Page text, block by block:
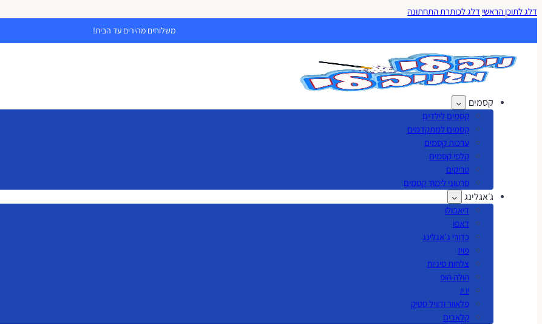
דלג לתוכן הראשי דלג לכותרת התחתונה
משלוחים מהירים עד הבית!
קסמים
קסמים לילדים
קסמים למתקדמים
ערכות קסמים
קלפי קסמים
טריקים
סרטוני לימוד קסמים
ג׳אגלינג
דיאבולו
דאפו
כדורי ג'אגלינג
פויז
צלחות סיניות
הולה הופ
יו יו
פלאוור ודוויל סטיק
קלאבים